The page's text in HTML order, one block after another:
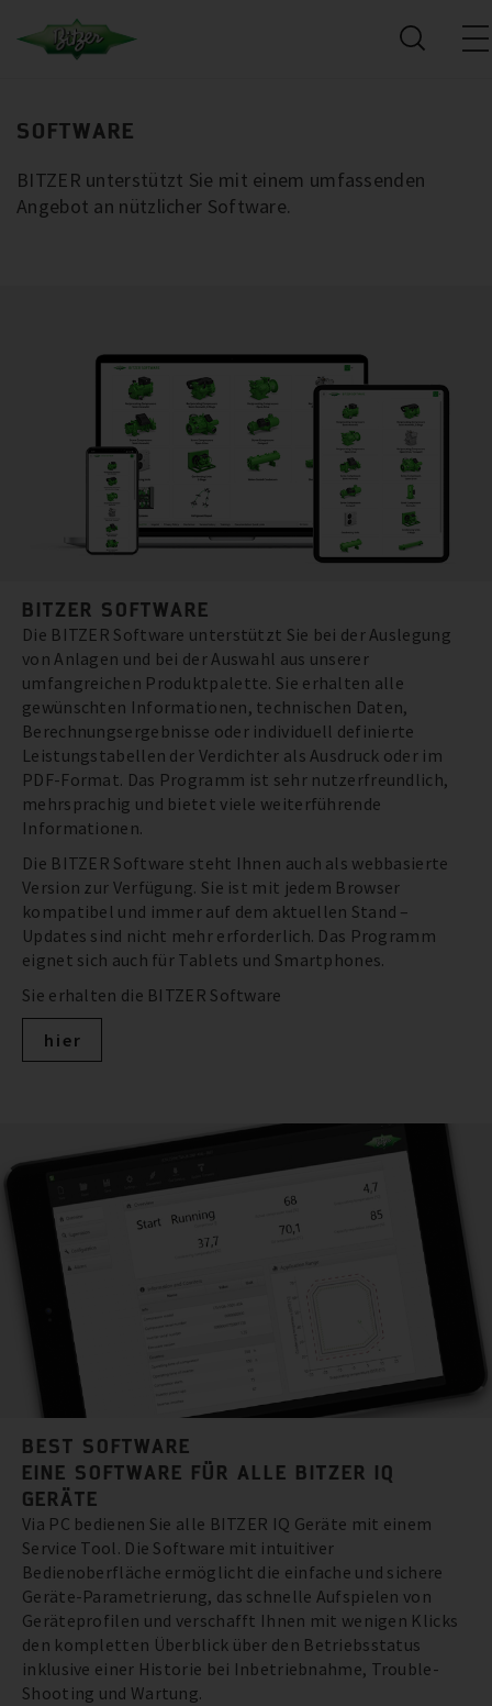
SOFTWARE
BITZER unterstützt Sie mit einem umfassenden
Angebot an nützlicher Software.
BITZER SOFTWARE
Die BITZER Software unterstützt Sie bei der Auslegung
von Anlagen und bei der Auswahl aus unserer
umfangreichen Produktpalette. Sie erhalten alle
gewünschten Informationen, technischen Daten,
Berechnungsergebnisse oder individuell definierte
Leistungstabellen der Verdichter als Ausdruck oder im
PDF-Format. Das Programm ist sehr nutzerfreundlich,
mehrsprachig und bietet viele weiterführende
Informationen.
Die BITZER Software steht Ihnen auch als webbasierte
Version zur Verfügung. Sie ist mit jedem Browser
kompatibel und immer auf dem aktuellen Stand –
Updates sind nicht mehr erforderlich. Das Programm
eignet sich auch für Tablets und Smartphones.
Sie erhalten die BITZER Software
hier
BEST SOFTWARE
EINE SOFTWARE FÜR ALLE BITZER IQ
GERÄTE
Via PC bedienen Sie alle BITZER IQ Geräte mit einem
Service Tool. Die Software mit intuitiver
Bedienoberfläche ermöglicht die einfache und sichere
Geräte-Parametrierung, das schnelle Aufspielen von
Geräteprofilen und verschafft Ihnen mit wenigen Klicks
den kompletten Überblick über den Betriebsstatus
inklusive einer Historie bei Inbetriebnahme, Trouble-
Shooting und Wartung.